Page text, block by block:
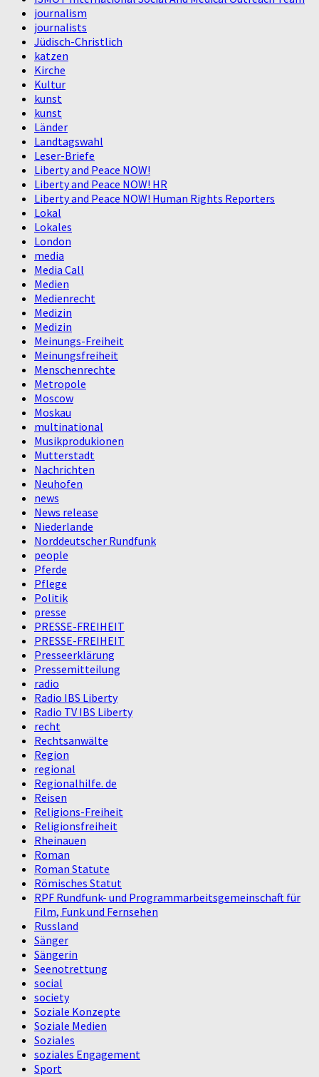
journalism
journalists
Jüdisch-Christlich
katzen
Kirche
Kultur
kunst
kunst
Länder
Landtagswahl
Leser-Briefe
Liberty and Peace NOW!
Liberty and Peace NOW! HR
Liberty and Peace NOW! Human Rights Reporters
Lokal
Lokales
London
media
Media Call
Medien
Medienrecht
Medizin
Medizin
Meinungs-Freiheit
Meinungsfreiheit
Menschenrechte
Metropole
Moscow
Moskau
multinational
Musikprodukionen
Mutterstadt
Nachrichten
Neuhofen
news
News release
Niederlande
Norddeutscher Rundfunk
people
Pferde
Pflege
Politik
presse
PRESSE-FREIHEIT
PRESSE-FREIHEIT
Presseerklärung
Pressemitteilung
radio
Radio IBS Liberty
Radio TV IBS Liberty
recht
Rechtsanwälte
Region
regional
Regionalhilfe. de
Reisen
Religions-Freiheit
Religionsfreiheit
Rheinauen
Roman
Roman Statute
Römisches Statut
RPF Rundfunk- und Programmarbeitsgemeinschaft für
Film, Funk und Fernsehen
Russland
Sänger
Sängerin
Seenotrettung
social
society
Soziale Konzepte
Soziale Medien
Soziales
soziales Engagement
Sport